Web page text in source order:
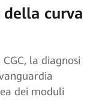
curva
la diagnosi
dei moduli